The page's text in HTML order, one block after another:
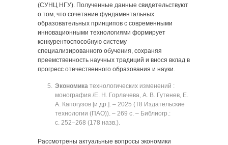
(СУНЦ НГУ). Полученные данные свидетельствуют
о том, что сочетание фундаментальных
образовательных принципов с современными
инновационными технологиями формирует
конкурентоспособную систему
специализированного обучения, сохраняя
преемственность научных традиций и внося вклад в
прогресс отечественного образования и науки.
Экономика технологических изменений :
монография /Е. Н. Горлачева, А. В. Гутенев, Е.
А. Капогузов [и др.]. ‒ 2025 (Т8 Издательские
технологии (ПАО)). ‒ 269 с. ‒ Библиогр.:
с. 252‒268 (178 назв.).
Рассмотрены актуальные вопросы экономики